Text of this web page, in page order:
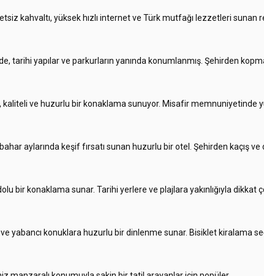
kahvaltı, yüksek hızlı internet ve Türk mutfağı lezzetleri sunan
tarihi yapılar ve parkurların yanında konumlanmış. Şehirden
kaliteli ve huzurlu bir konaklama sunuyor. Misafir memnuniyetinde
aylarında keşif fırsatı sunan huzurlu bir otel. Şehirden kaçış ve
bir konaklama sunar. Tarihi yerlere ve plajlara yakınlığıyla dikkat
yabancı konuklara huzurlu bir dinlenme sunar. Bisiklet kiralama